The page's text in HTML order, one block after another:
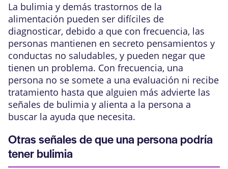
La bulimia y demás trastornos de la
alimentación pueden ser difíciles de
diagnosticar, debido a que con frecuencia, las
personas mantienen en secreto pensamientos y
conductas no saludables, y pueden negar que
tienen un problema. Con frecuencia, una
persona no se somete a una evaluación ni recibe
tratamiento hasta que alguien más advierte las
señales de bulimia y alienta a la persona a
buscar la ayuda que necesita.
Otras señales de que una persona podría
tener bulimia